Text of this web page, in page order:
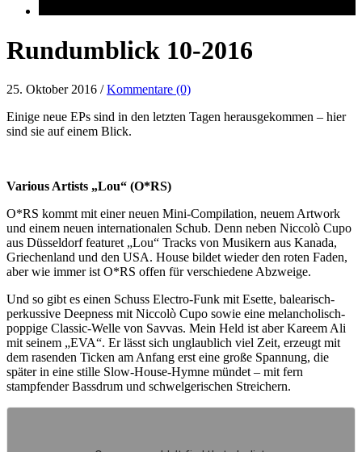
Rundumblick 10-2016
25. Oktober 2016 /Kommentare (0)
Einige neue EPs sind in den letzten Tagen herausgekommen – hier
sind sie auf einem Blick.
Various Artists „Lou“ (O*RS)
O*RS kommt mit einer neuen Mini-Compilation, neuem Artwork
und einem neuen internationalen Schub. Denn neben Niccolò Cupo
aus Düsseldorf featuret „Lou“ Tracks von Musikern aus Kanada,
Griechenland und den USA. House bildet wieder den roten Faden,
aber wie immer ist O*RS offen für verschiedene Abzweige.
Und so gibt es einen Schuss Electro-Funk mit Esette, balearisch-
perkussive Deepness mit Niccolò Cupo sowie eine melancholisch-
poppige Classic-Welle von Savvas. Mein Held ist aber Kareem Ali
mit seinem „EVA“. Er lässt sich unglaublich viel Zeit, erzeugt mit
dem rasenden Ticken am Anfang erst eine große Spannung, die
später in eine stille Slow-House-Hymne mündet – mit fern
stampfender Bassdrum und schwelgerischen Streichern.